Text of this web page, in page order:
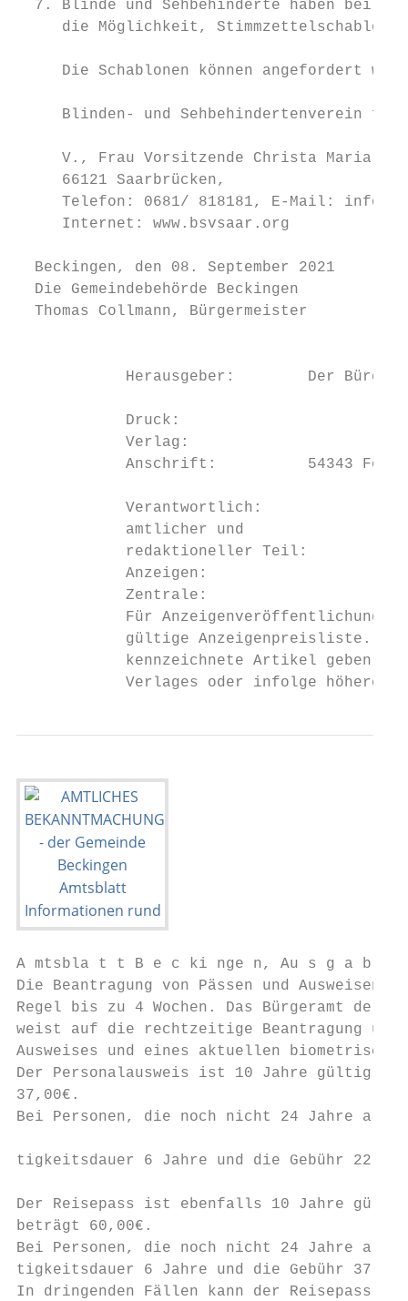
7. Blinde und Sehbehinderte haben bei
die Möglichkeit,
Die Schablonen können angefordert
Blinden- und Sehbehindertenverein für
V., Frau Vorsitzende Christa Maria
66121 Saarbrücken,
Telefon: 0681/ 818181, E-Mail:
     Internet: www.bsvsaar.org
Beckingen, den 08. September 2021
Die Gemeindebehörde Beckingen
Thomas Collmann, Bürgermeister
Herausgeber:        Der
            Druck:		            Druckhaus WITTICH KG
            Verlag:		           LINUS WITTICH Medien KG
Anschrift:          54343
Verantwortlich:
amtlicher und
redaktioneller Teil:
Anzeigen:
Zentrale:
Für
gültige Anzeigenpreisliste.
kennzeichnete Artikel geben
Verlages oder infolge höherer
A mtsbla t t B e c ki nge n, Au s
Die Beantragung von Pässen und
Regel bis zu 4 Wochen. Das Bürgeramt der
weist auf die rechtzeitige Beantragung
Ausweises und eines aktuellen
Der Personalausweis ist 10 Jahre gültig
37,00€.
Bei Personen, die noch nicht 24 Jahre alt
tigkeitsdauer 6 Jahre und die Gebühr
Der Reisepass ist ebenfalls 10 Jahre gültig
beträgt 60,00€.
Bei Personen, die noch nicht 24 Jahre alt
tigkeitsdauer 6 Jahre und die Gebühr
In dringenden Fällen kann der Reisepass